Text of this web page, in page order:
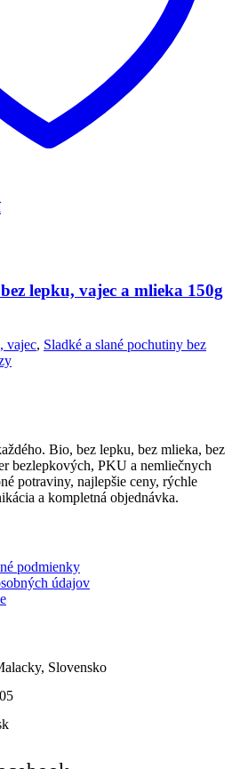
lepku, vajec a mlieka 150g
vajec, Sladké a slané pochutiny bez
Bio, bez lepku, bez mlieka, bez
bezlepkových, PKU a nemliečnych
potraviny, najlepšie ceny, rýchle
a kompletná objednávka.
podmienky
údajov
Slovensko